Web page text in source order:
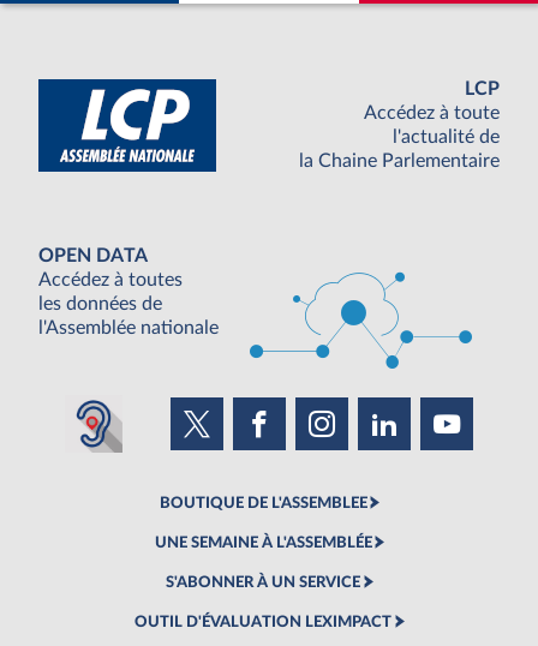
LCP
Accédez à toute
l'actualité de
la Chaine Parlementaire
OPEN DATA
Accédez à toutes
les données de
l'Assemblée nationale
BOUTIQUE DE L'ASSEMBLEE
UNE SEMAINE À L'ASSEMBLÉE
S'ABONNER À UN SERVICE
OUTIL D'ÉVALUATION LEXIMPACT